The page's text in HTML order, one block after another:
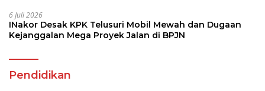
6 Juli 2026
INakor Desak KPK Telusuri Mobil Mewah dan Dugaan
Kejanggalan Mega Proyek Jalan di BPJN
Pendidikan